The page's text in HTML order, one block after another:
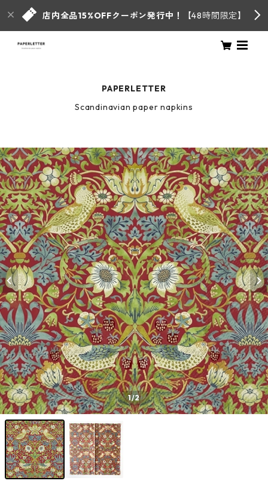
店内全品15%OFFクーポン発行中！ 【48時間限定】
PAPERLETTER
Scandinavian paper napkins
1/2